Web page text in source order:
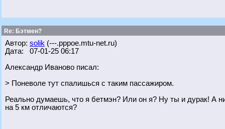
Re: Бэтмен?
Автор: solik (---.pppoe.mtu-net.ru)
Дата: 07-01-25 06:17
Александр Иваново писал:
> Поневоле тут спалишься с таким пассажиром.
Реально думаешь, что я бетмэн? Или он я? Ну ты и дурак! А
на 5 км отличаются?